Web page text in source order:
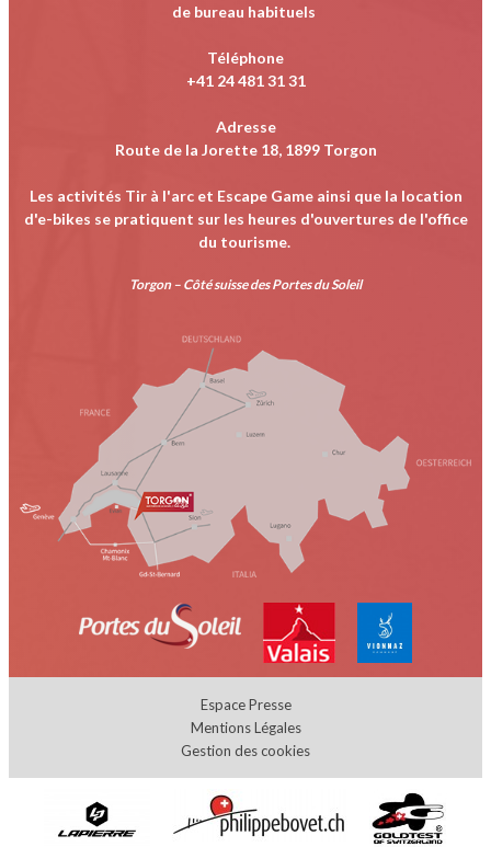
de bureau habituels
Téléphone
+41 24 481 31 31
Adresse
Route de la Jorette 18, 1899 Torgon
Les activités Tir à l'arc et Escape Game ainsi que la location
d'e-bikes se pratiquent sur les heures d'ouvertures de l'office
du tourisme.
Torgon – Côté suisse des Portes du Soleil
Espace Presse
Mentions Légales
Gestion des cookies